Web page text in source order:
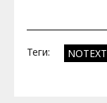
Теги: NOTEXT